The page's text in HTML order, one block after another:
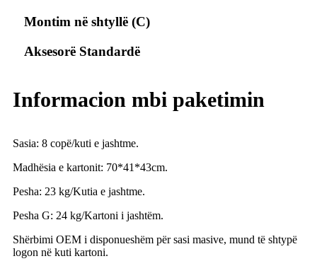
Montim në shtyllë (C)
Aksesorë Standardë
Informacion mbi paketimin
Sasia: 8 copë/kuti e jashtme.
Madhësia e kartonit: 70*41*43cm.
Pesha: 23 kg/Kutia e jashtme.
Pesha G: 24 kg/Kartoni i jashtëm.
Shërbimi OEM i disponueshëm për sasi masive, mund të shtypë
logon në kuti kartoni.